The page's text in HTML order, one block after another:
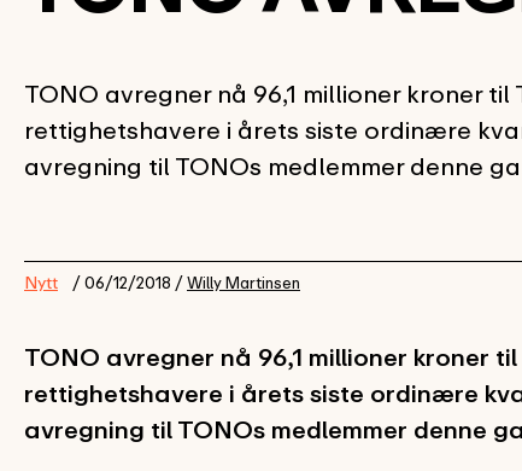
TONO avregner nå 96,1 millioner kroner
rettighetshavere i årets siste ordinære
avregning til TONOs medlemmer denne
Nytt / 06/12/2018 /Willy Martinsen
TONO avregner nå 96,1 millioner kroner
rettighetshavere i årets siste ordinære
avregning til TONOs medlemmer denne